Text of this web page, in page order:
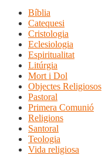
Bíblia
Catequesi
Cristologia
Eclesiologia
Espiritualitat
Litúrgia
Mort i Dol
Objectes Religiosos
Pastoral
Primera Comunió
Religions
Santoral
Teologia
Vida religiosa